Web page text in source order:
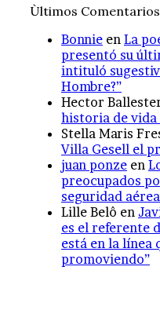
Ùltimos Comentarios
Bonnie en La
presentó su
intituló
Hombre?”
Hector
historia de
Stella Maris
Villa Gesell el
juan ponze en
preocupados
seguridad
Lille Belô en
es el referente
está en la línea
promoviendo”